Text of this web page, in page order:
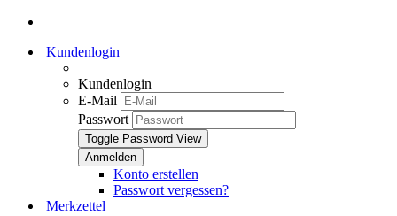
Kundenlogin
Kundenlogin
E-Mail
Passwort
Toggle Password View
Konto erstellen
Passwort vergessen?
Merkzettel